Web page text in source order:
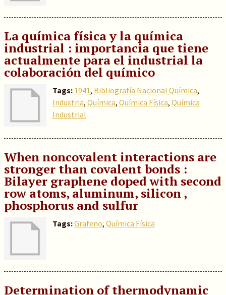
La química física y la química
industrial : importancia que tiene
actualmente para el industrial la
colaboración del químico
Tags: 1941, Bibliografía Nacional Química,
Industria, Química, Química Física, Química
Industrial
When noncovalent interactions are
stronger than covalent bonds :
Bilayer graphene doped with second
row atoms, aluminum, silicon ,
phosphorus and sulfur
Tags:Grafeno, Química Física
Determination of thermodynamic